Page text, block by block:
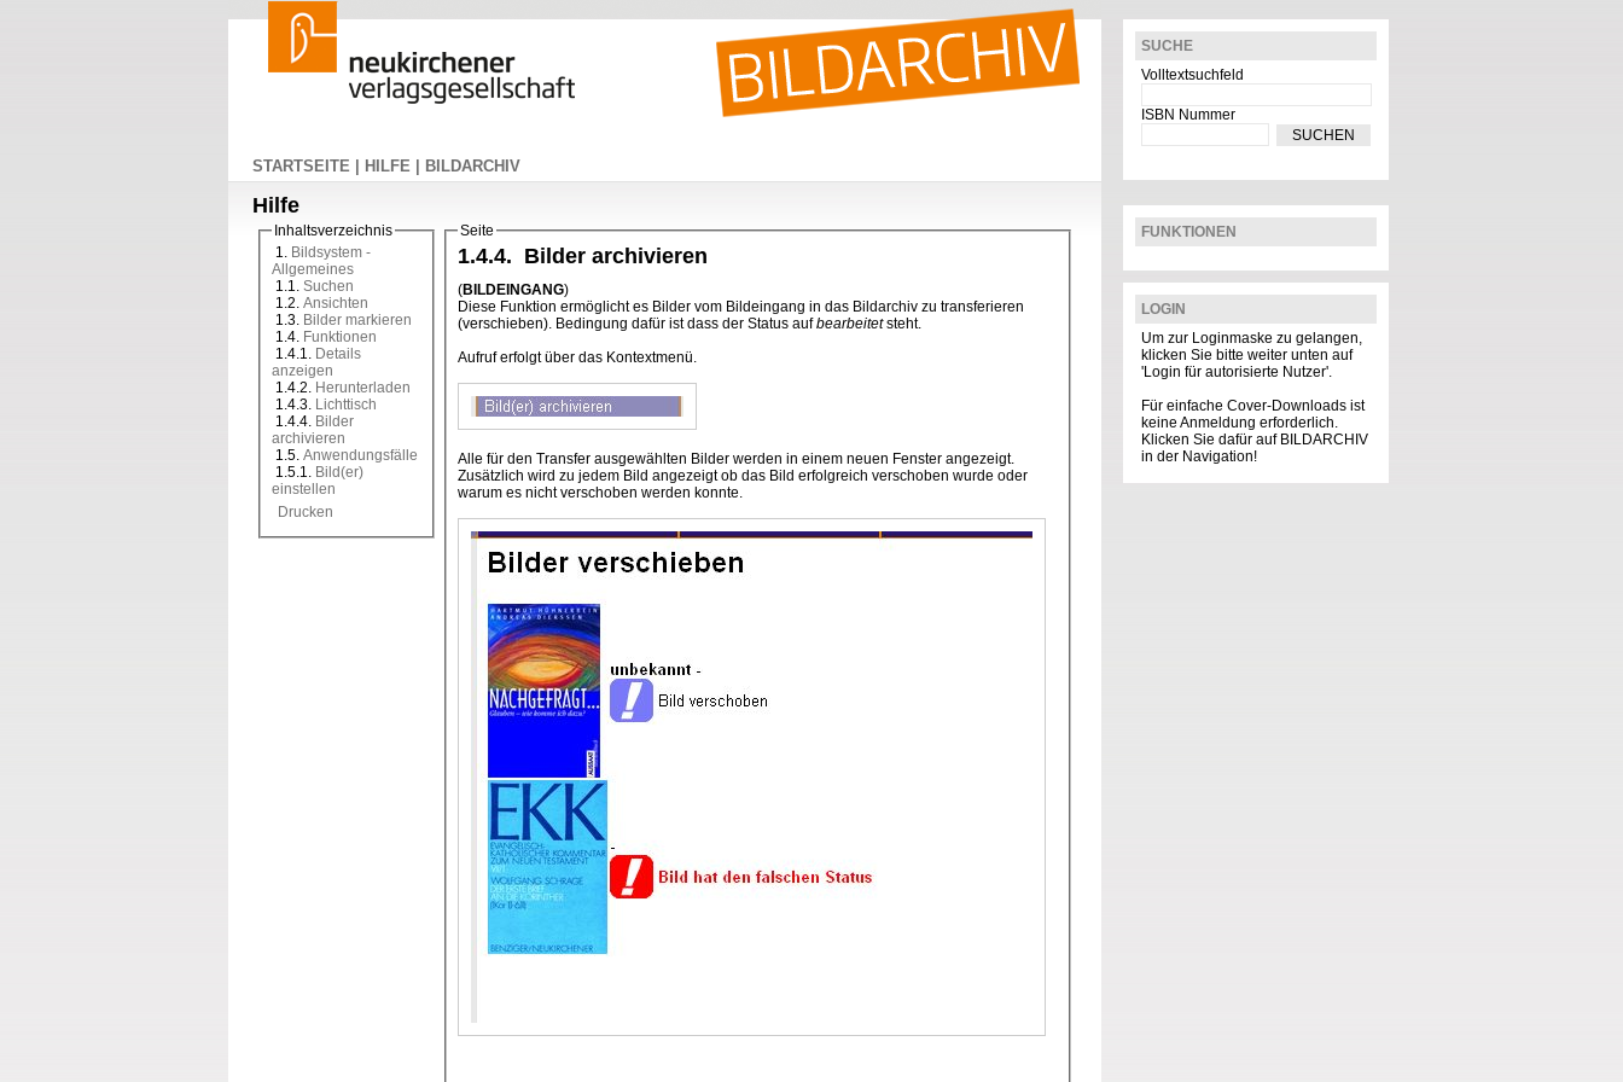
SUCHE
Volltextsuchfeld
ISBN Nummer
STARTSEITE | HILFE | BILDARCHIV
FUNKTIONEN
LOGIN
Um zur Loginmaske zu gelangen,
klicken Sie bitte weiter unten auf
'Login für autorisierte Nutzer'.
Für einfache Cover-Downloads ist
keine Anmeldung erforderlich.
Klicken Sie dafür auf BILDARCHIV
in der Navigation!
Hilfe
Inhaltsverzeichnis
1. Bildsystem -
Allgemeines
1.1. Suchen
1.2. Ansichten
1.3. Bilder markieren
1.4. Funktionen
1.4.1. Details
anzeigen
1.4.2. Herunterladen
1.4.3. Lichttisch
1.4.4. Bilder
archivieren
1.5. Anwendungsfälle
1.5.1. Bild(er)
einstellen
Drucken
Seite
1.4.4. Bilder archivieren
(BILDEINGANG)
Diese Funktion ermöglicht es Bilder vom Bildeingang in das Bildarchiv zu transferieren
(verschieben). Bedingung dafür ist dass der Status aufbearbeitetsteht.
Aufruf erfolgt über das Kontextmenü.
Alle für den Transfer ausgewählten Bilder werden in einem neuen Fenster angezeigt.
Zusätzlich wird zu jedem Bild angezeigt ob das Bild erfolgreich verschoben wurde oder
warum es nicht verschoben werden konnte.